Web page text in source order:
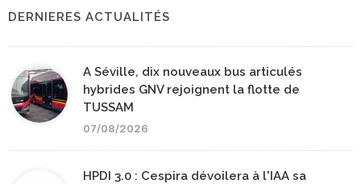
DERNIERES ACTUALITÉS
A Séville, dix nouveaux bus articulés
hybrides GNV rejoignent la flotte de
TUSSAM
07/08/2026
HPDI 3.0 : Cespira dévoilera à l'IAA sa